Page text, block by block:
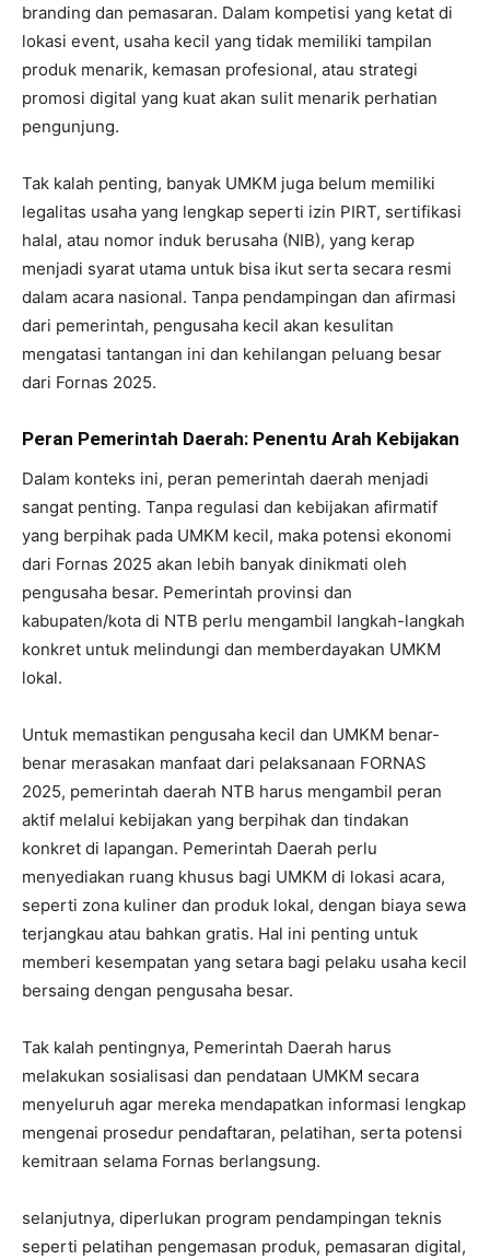
branding dan pemasaran. Dalam kompetisi yang ketat di
lokasi event, usaha kecil yang tidak memiliki tampilan
produk menarik, kemasan profesional, atau strategi
promosi digital yang kuat akan sulit menarik perhatian
pengunjung.
Tak kalah penting, banyak UMKM juga belum memiliki
legalitas usaha yang lengkap seperti izin PIRT, sertifikasi
halal, atau nomor induk berusaha (NIB), yang kerap
menjadi syarat utama untuk bisa ikut serta secara resmi
dalam acara nasional. Tanpa pendampingan dan afirmasi
dari pemerintah, pengusaha kecil akan kesulitan
mengatasi tantangan ini dan kehilangan peluang besar
dari Fornas 2025.
Peran Pemerintah Daerah: Penentu Arah Kebijakan
Dalam konteks ini, peran pemerintah daerah menjadi
sangat penting. Tanpa regulasi dan kebijakan afirmatif
yang berpihak pada UMKM kecil, maka potensi ekonomi
dari Fornas 2025 akan lebih banyak dinikmati oleh
pengusaha besar. Pemerintah provinsi dan
kabupaten/kota di NTB perlu mengambil langkah-langkah
konkret untuk melindungi dan memberdayakan UMKM
lokal.
Untuk memastikan pengusaha kecil dan UMKM benar-
benar merasakan manfaat dari pelaksanaan FORNAS
2025, pemerintah daerah NTB harus mengambil peran
aktif melalui kebijakan yang berpihak dan tindakan
konkret di lapangan. Pemerintah Daerah perlu
menyediakan ruang khusus bagi UMKM di lokasi acara,
seperti zona kuliner dan produk lokal, dengan biaya sewa
terjangkau atau bahkan gratis. Hal ini penting untuk
memberi kesempatan yang setara bagi pelaku usaha kecil
bersaing dengan pengusaha besar.
Tak kalah pentingnya, Pemerintah Daerah harus
melakukan sosialisasi dan pendataan UMKM secara
menyeluruh agar mereka mendapatkan informasi lengkap
mengenai prosedur pendaftaran, pelatihan, serta potensi
kemitraan selama Fornas berlangsung.
selanjutnya, diperlukan program pendampingan teknis
seperti pelatihan pengemasan produk, pemasaran digital,